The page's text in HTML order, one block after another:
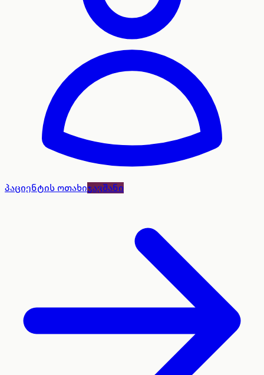
პაციენტის ოთახიჯავშანი